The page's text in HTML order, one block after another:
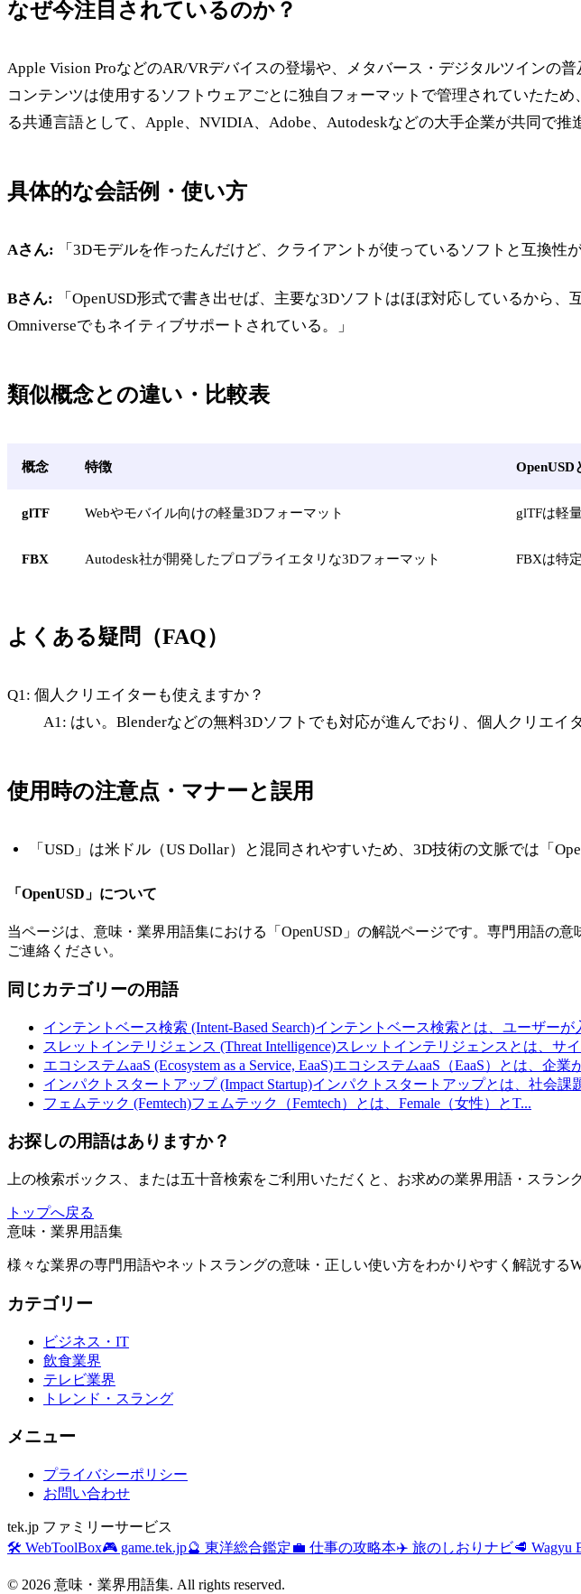
なぜ今注目されているのか？
Apple Vision ProなどのAR/VRデバイスの登場や、メタバース・デジタルツインの
コンテンツは使用するソフトウェアごとに独自フォーマットで管理されていたた
る共通言語として、Apple、NVIDIA、Adobe、Autodeskなどの大手企業が共同で推
具体的な会話例・使い方
Aさん: 「3Dモデルを作ったんだけど、クライアントが使っているソフトと互換性
Bさん: 「OpenUSD形式で書き出せば、主要な3Dソフトはほぼ対応しているから
Omniverseでもネイティブサポートされている。」
類似概念との違い・比較表
概念 特徴 OpenUSD
glTF Webやモバイル向けの軽量3Dフォーマット glTFは軽
FBX Autodesk社が開発したプロプライエタリな3Dフォーマット FBXは特
よくある疑問（FAQ）
Q1: 個人クリエイターも使えますか？
A1: はい。Blenderなどの無料3Dソフトでも対応が進んでおり、個人クリエイ
使用時の注意点・マナーと誤用
「USD」は米ドル（US Dollar）と混同されやすいため、3D技術の文脈では「
「 OpenUSD 」について
当ページは、意味・業界用語集における「 OpenUSD 」の解説ページです。専門用語の
ご連絡ください。
同じカテゴリーの用語
インテントベース検索 (Intent-Based Search)インテントベース検索とは、ユーザーが
スレットインテリジェンス (Threat Intelligence)スレットインテリジェンスとは、サ
エコシステムaaS (Ecosystem as a Service, EaaS)エコシステムaaS（EaaS）とは、企業
インパクトスタートアップ (Impact Startup)インパクトスタートアップとは、社会課
フェムテック (Femtech)フェムテック（Femtech）とは、Female（女性）とT...
お探しの用語はありますか？
上の検索ボックス、または五十音検索をご利用いただくと、お求めの業界用語・スラン
トップへ戻る
意味・業界用語集
様々な業界の専門用語やネットスラングの意味・正しい使い方をわかりやすく解説する
カテゴリー
ビジネス・IT
飲食業界
テレビ業界
トレンド・スラング
メニュー
プライバシーポリシー
お問い合わせ
tek.jp ファミリーサービス
🛠️ WebToolBox🎮 game.tek.jp🔮 東洋総合鑑定💼 仕事の攻略本✈️ 旅のしおりナビ🥩 Wagyu
© 2026 意味・業界用語集. All rights reserved.